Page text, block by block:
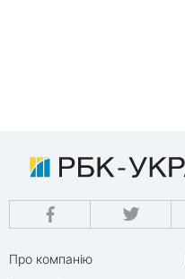
Про компанію